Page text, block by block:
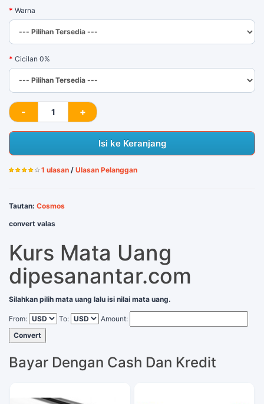
Warna
Cicilan 0%
Isi ke Keranjang
1 ulasan / Ulasan Pelanggan
Tautan: Cosmos
convert valas
Kurs Mata Uang
dipesanantar.com
Silahkan pilih mata uang lalu isi nilai mata uang.
From: To:
Amount:
Convert
Bayar Dengan Cash Dan Kredit